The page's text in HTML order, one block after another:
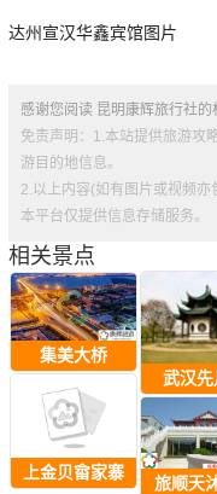
达州宣汉华鑫宾馆图片
感谢您阅读 昆明康辉旅行社的
免责声明：1.本站提供旅游攻
游目的地信息。
2.以上内容(如有图片或视频亦
本平台仅提供信息存储服务。
相关景点
集美大桥
上金贝畲家寨
武汉先
旅顺天